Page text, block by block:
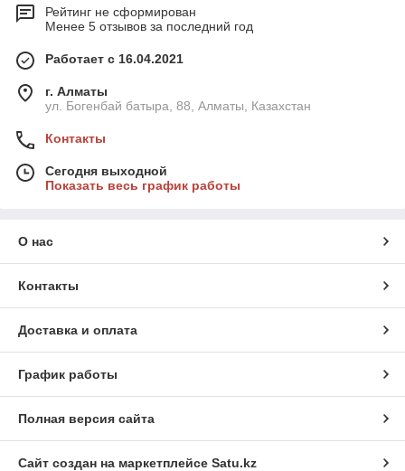
Рейтинг не сформирован
Менее 5 отзывов за последний год
Работает с 16.04.2021
г. Алматы
ул. Богенбай батыра, 88, Алматы, Казахстан
Контакты
Сегодня выходной
Показать весь график работы
О нас
Контакты
Доставка и оплата
График работы
Полная версия сайта
Сайт создан на маркетплейсе Satu.kz